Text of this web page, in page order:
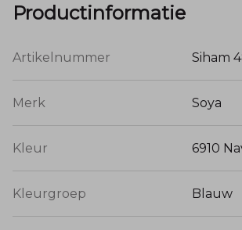
Productinformatie
Artikelnummer Siham
Merk Soya
Kleur 6910
Kleurgroep Blauw